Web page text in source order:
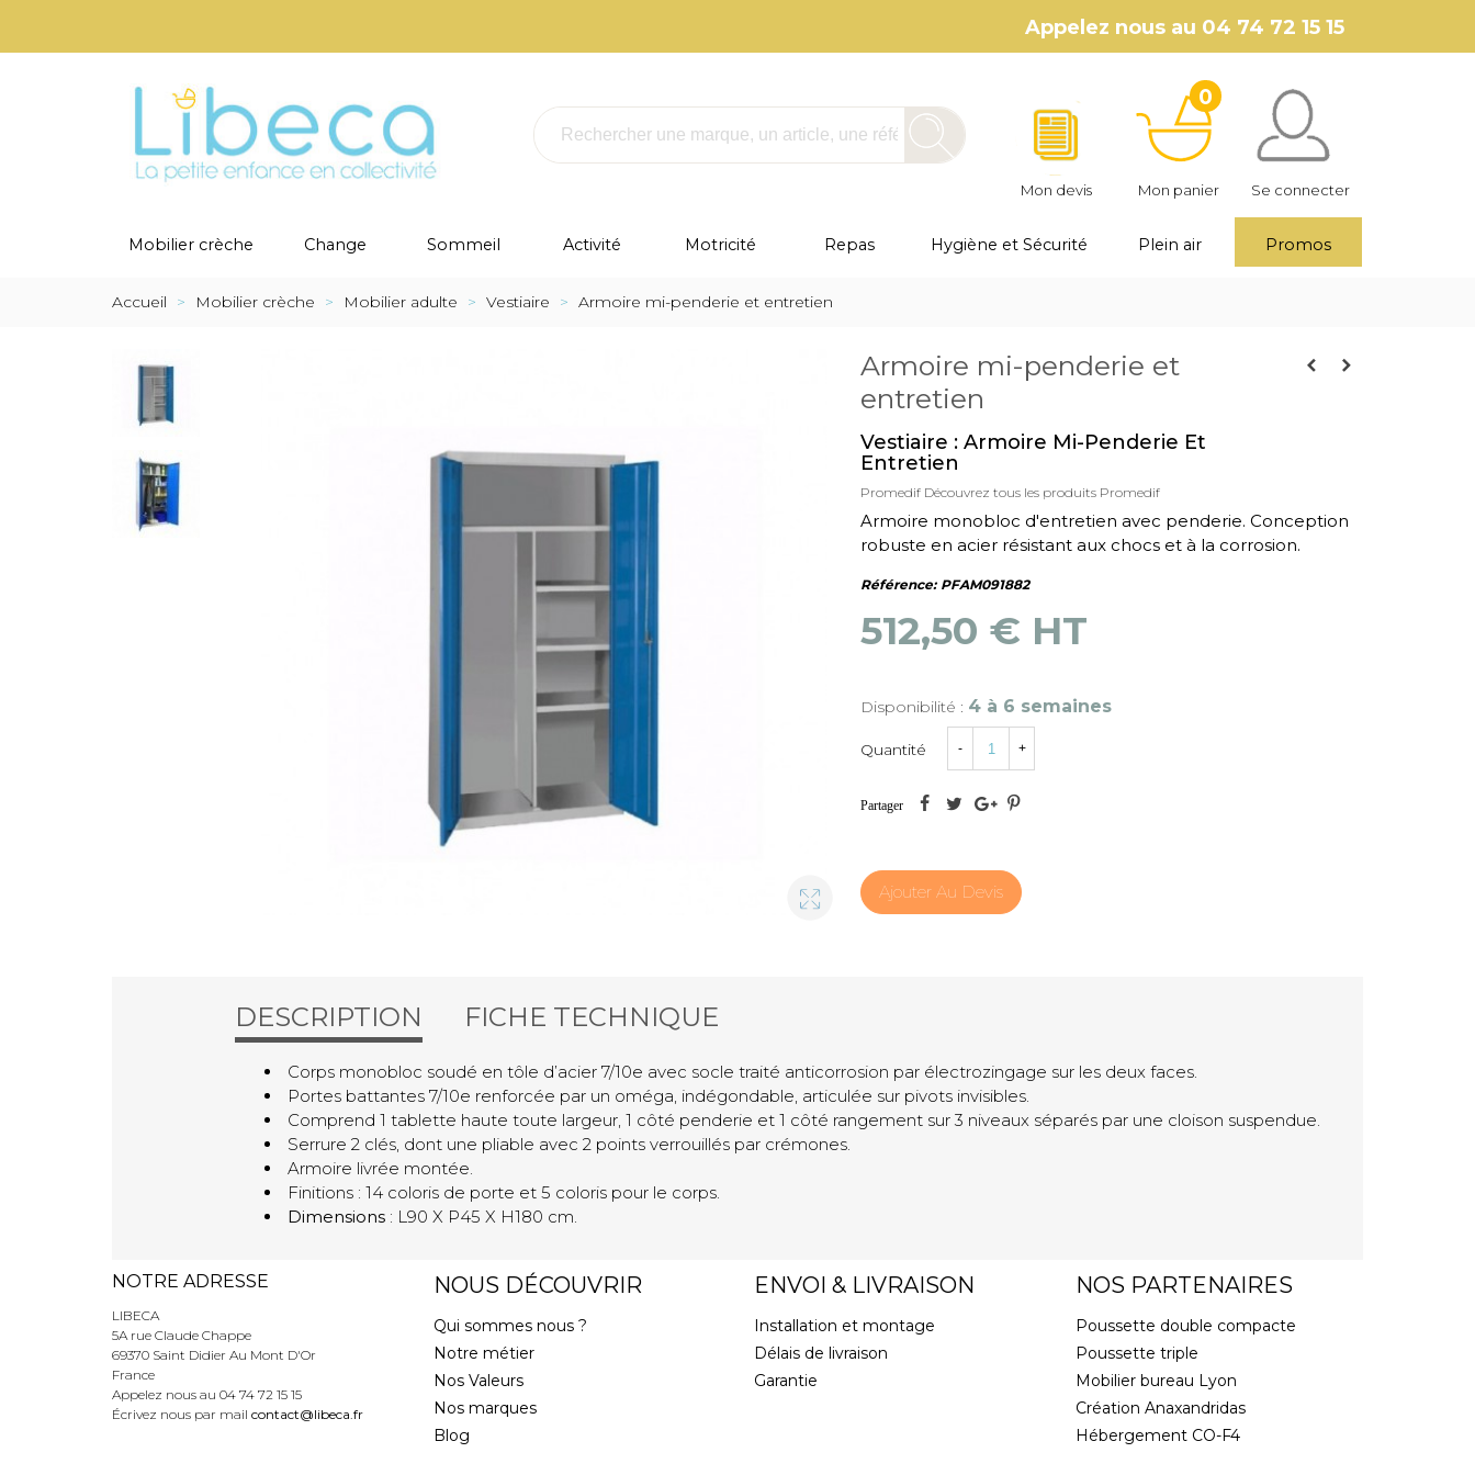
Appelez nous au 04 74 72 15 15
Mon devis
0
Mon panier Se connecter
Mobilier crèche Change Sommeil Activité Motricité Repas Hygiène et Sécurité Plein air Promos
Accueil > Mobilier crèche > Mobilier adulte > Vestiaire > Armoire mi-penderie et entretien
Armoire mi-penderie et
entretien
Vestiaire : Armoire Mi-Penderie Et
Entretien
Promedif Découvrez tous les produits Promedif
Armoire monobloc d'entretien avec penderie. Conception
robuste en acier résistant aux chocs et à la corrosion.
Référence: PFAM091882
512,50 € HT
Disponibilité : 4 à 6 semaines
Quantité - +
Partager
Ajouter Au Devis
DESCRIPTION FICHE TECHNIQUE
Corps monobloc soudé en tôle d’acier 7/10e avec socle traité anticorrosion par électrozingage sur les deux faces.
Portes battantes 7/10e renforcée par un oméga, indégondable, articulée sur pivots invisibles.
Comprend 1 tablette haute toute largeur, 1 côté penderie et 1 côté rangement sur 3 niveaux séparés par une cloison suspendue.
Serrure 2 clés, dont une pliable avec 2 points verrouillés par crémones.
Armoire livrée montée.
Finitions : 14 coloris de porte et 5 coloris pour le corps.
Dimensions : L90 X P45 X H180 cm.
NOTRE ADRESSE
LIBECA
5A rue Claude Chappe
69370 Saint Didier Au Mont D'Or
France
Appelez nous au 04 74 72 15 15
Écrivez nous par mail contact@libeca.fr
NOUS DÉCOUVRIR
Qui sommes nous ?
Notre métier
Nos Valeurs
Nos marques
Blog
ENVOI & LIVRAISON
Installation et montage
Délais de livraison
Garantie
NOS PARTENAIRES
Poussette double compacte
Poussette triple
Mobilier bureau Lyon
Création Anaxandridas
Hébergement CO-F4